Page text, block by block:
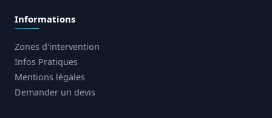
Informations
Zones d'intervention
Infos Pratiques
Mentions légales
Demander un devis